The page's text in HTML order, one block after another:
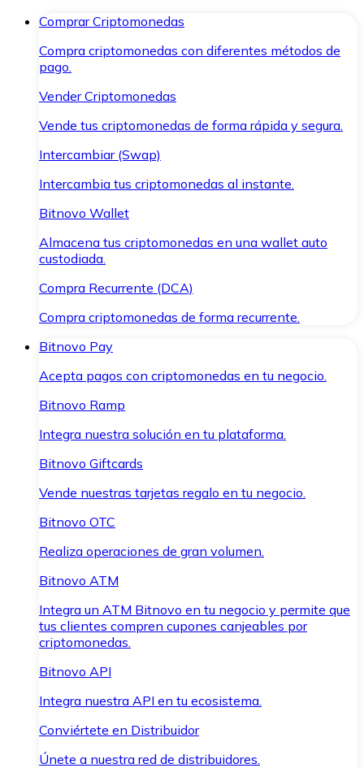
Comprar Criptomonedas
Compra criptomonedas con diferentes métodos de
pago.
Vender Criptomonedas
Vende tus criptomonedas de forma rápida y segura.
Intercambiar (Swap)
Intercambia tus criptomonedas al instante.
Bitnovo Wallet
Almacena tus criptomonedas en una wallet auto
custodiada.
Compra Recurrente (DCA)
Compra criptomonedas de forma recurrente.
Bitnovo Pay
Acepta pagos con criptomonedas en tu negocio.
Bitnovo Ramp
Integra nuestra solución en tu plataforma.
Bitnovo Giftcards
Vende nuestras tarjetas regalo en tu negocio.
Bitnovo OTC
Realiza operaciones de gran volumen.
Bitnovo ATM
Integra un ATM Bitnovo en tu negocio y permite que
tus clientes compren cupones canjeables por
criptomonedas.
Bitnovo API
Integra nuestra API en tu ecosistema.
Conviértete en Distribuidor
Únete a nuestra red de distribuidores.